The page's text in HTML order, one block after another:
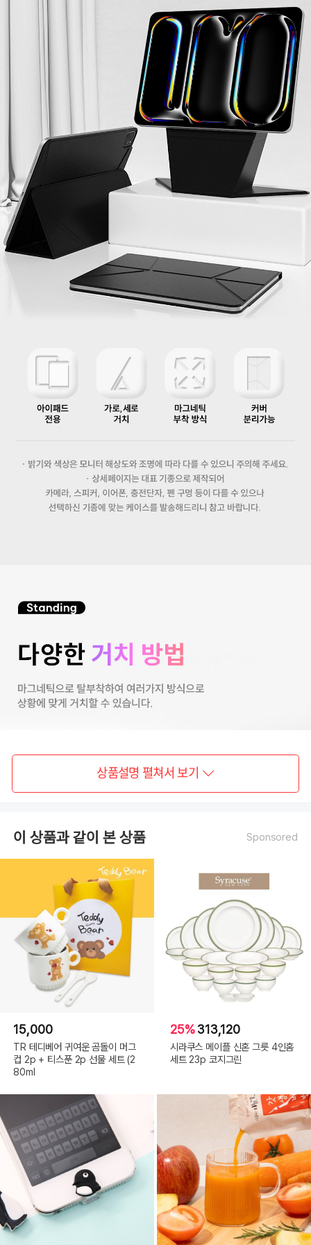
상품설명 펼쳐서 보기
이 상품과 같이 본 상품 Sponsored
15,000
TR 테디베어 귀여운 곰돌이 머그
컵 2p + 티스푼 2p 선물 세트 (2
80ml
25%313,120
시라쿠스 메이플 신혼 그릇 4인홈
세트 23p 코지그린